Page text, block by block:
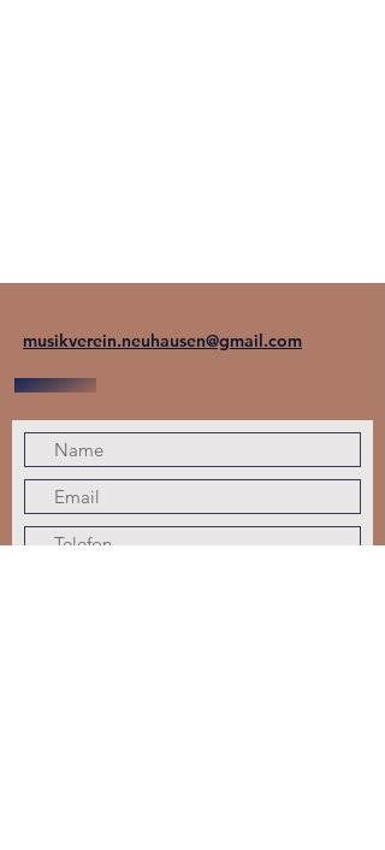
musikverein.neuhausen@gmail.com